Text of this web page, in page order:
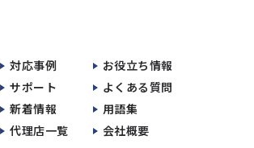
対応事例
サポート
新着情報
代理店一覧
お役立ち情報
よくある質問
用語集
会社概要